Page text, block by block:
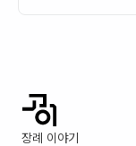
장례 이야기